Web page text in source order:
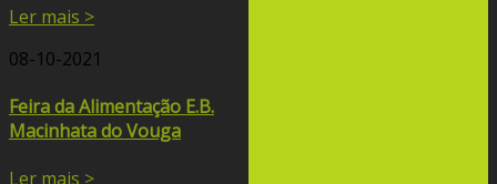
Ler mais >
08-10-2021
Feira da Alimentação E.B.
Macinhata do Vouga
Ler mais >